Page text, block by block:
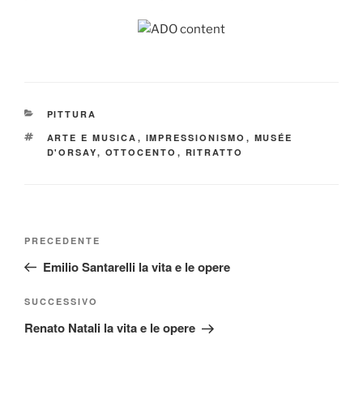
CATEGORIE
PITTURA
TAG
ARTE E MUSICA , IMPRESSIONISMO , MUSÉE
D'ORSAY, OTTOCENTO , RITRATTO
Articolo
precedente:
PRECEDENTE
Emilio Santarelli la vita e le opere
Articolo
successivo
SUCCESSIVO
Renato Natali la vita e le opere